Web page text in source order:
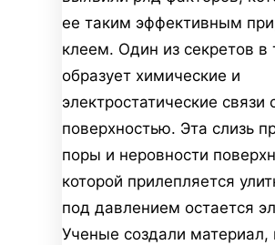
ее таким эффективным
клеем. Один из секретов в
образует химические и
электростатические связи
поверхностью. Эта слизь
поры и неровности
которой прилепляется
под давлением остается
Ученые создали